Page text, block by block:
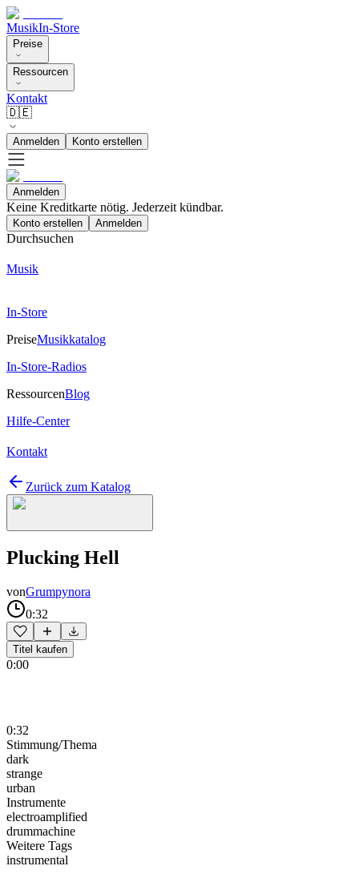
MusikIn-Store
Preise
Ressourcen
Kontakt
🇩🇪
Anmelden Konto erstellen
Anmelden
Keine Kreditkarte nötig. Jederzeit kündbar.
Konto erstellen Anmelden
Durchsuchen
Musik
In-Store
PreiseMusikkatalog
In-Store-Radios
RessourcenBlog
Hilfe-Center
Kontakt
Zurück zum Katalog
Plucking Hell
vonGrumpynora
0:32
Titel kaufen
0:00
0:32
Stimmung/Thema
dark
strange
urban
Instrumente
electroamplified
drummachine
Weitere Tags
instrumental